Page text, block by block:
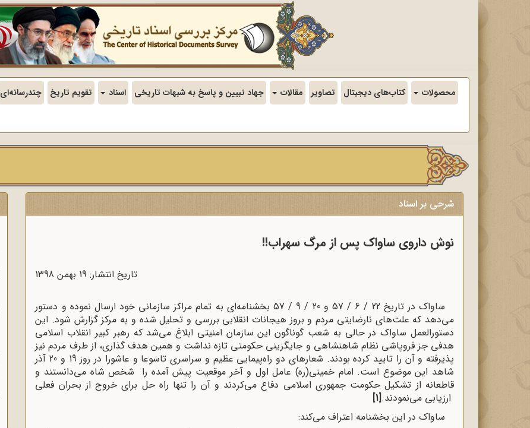
محصولات کتاب‌های دیجیتال تصاویر مقالات جهاد تبیین و پاسخ به شبهات تاریخی اسناد تقویم تاریخ چندرسانه‌ای
شرحی بر اسناد
نوش داروی ساواک پس از مرگ سهراب!!
تاریخ انتشار: 19 بهمن 1398
ساواک در تاریخ 22 / 6 / 57 و 20 / 9 / 57 بخشنامه‌ای به تمام مراکز سازمانی خود ارسال نموده و دستور
می‌دهد که علت‌های نارضایتی مردم و بروز هیجانات انقلابی بررسی و تحلیل شده و به مرکز گزارش شود. این
دستورالعمل ساواک در حالى به شعب گوناگون این سازمان امنیتى ابلاغ مى‌شد که رهبر کبیر انقلاب اسلامى
هدفی جز فروپاشى نظام شاهنشاهى و جایگزینى حکومتى تازه نداشت و همین هدف گذارى، از طرف مردم نیز
پذیرفته و آن را تایید کرده بودند. شعارهاى دو راه‌پیمایى عظیم و سراسری تاسوعا و عاشورا در روز 19 و 20 آذر
شاهد این موضوع است. امام خمینى(ره) عامل اول و آخر موقعیت پیش آمده را شخص شاه مى‌دانستند و
قاطعانه از تشکیل حکومت جمهورى اسلامى دفاع مى‌کردند و آن را تنها راه حل براى خروج از بحران فعلى
ارزیابى مى‌نمودند.[1]
ساواک در این بخشنامه اعتراف می‌کند: